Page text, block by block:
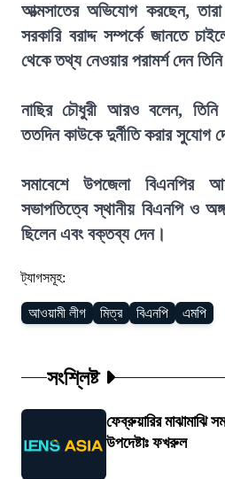
আত্মসাতের অভিযোগ করছেন,
সরকারি বরাদ্দ সম্পর্কে জানতে
থেকে তথ্য নেওয়ার পরামর্শ দেন
নাছির চৌধুরী আরও বলেন, তিনি
ততদিন কাউকে দুর্নীতি করার সুযোগ
সমাবেশে উপজেলা বিএনপির
সভাপতিত্বে স্থানীয় বিএনপি ও
ছিলেন এবং বক্তব্য দেন।
ট্যাগসমূহ:
আওয়ামী লীগ মিত্র বিএনপি এমপি
সংশ্লিষ্ট
ফেব্রুয়ারির মাঝামাঝি
উপদেষ্টাঃ ফখরুল